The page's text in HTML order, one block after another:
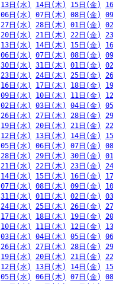
13日(水) 14日(木) 15日(金)
06日(水) 07日(木) 08日(金)
27日(水) 28日(木) 01日(金)
20日(水) 21日(木) 22日(金)
13日(水) 14日(木) 15日(金)
06日(水) 07日(木) 08日(金)
30日(水) 31日(木) 01日(金)
23日(水) 24日(木) 25日(金)
16日(水) 17日(木) 18日(金)
09日(水) 10日(木) 11日(金)
02日(水) 03日(木) 04日(金)
26日(水) 27日(木) 28日(金)
19日(水) 20日(木) 21日(金)
12日(水) 13日(木) 14日(金)
05日(水) 06日(木) 07日(金)
28日(水) 29日(木) 30日(金)
21日(水) 22日(木) 23日(金)
14日(水) 15日(木) 16日(金)
07日(水) 08日(木) 09日(金)
31日(水) 01日(木) 02日(金)
24日(水) 25日(木) 26日(金)
17日(水) 18日(木) 19日(金)
10日(水) 11日(木) 12日(金)
03日(水) 04日(木) 05日(金)
26日(水) 27日(木) 28日(金)
19日(水) 20日(木) 21日(金)
12日(水) 13日(木) 14日(金)
05日(水) 06日(木) 07日(金)